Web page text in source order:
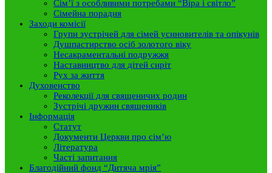
Сім’ї з особливими потребами “Віра і світло”
Сімейна порадня
Заходи комісії
Групи зустрічей для сімей усиновителів та опікунів
Душпастирство осіб золотого віку
Несакраментальні подружжя
Наставництво для дітей сиріт
Рух за життя
Духовенство
Реколекції для священичих родин
Зустрічі дружин священиків
Інформація
Статут
Документи Церкви про сім’ю
Література
Часті запитання
Благодійний фонд “Дитяча мрія”